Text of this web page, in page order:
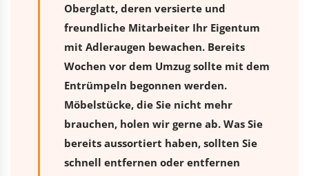
Oberglatt, deren versierte und
freundliche Mitarbeiter Ihr Eigentum
mit Adleraugen bewachen. Bereits
Wochen vor dem Umzug sollte mit dem
Entrümpeln begonnen werden.
Möbelstücke, die Sie nicht mehr
brauchen, holen wir gerne ab. Was Sie
bereits aussortiert haben, sollten Sie
schnell entfernen oder entfernen